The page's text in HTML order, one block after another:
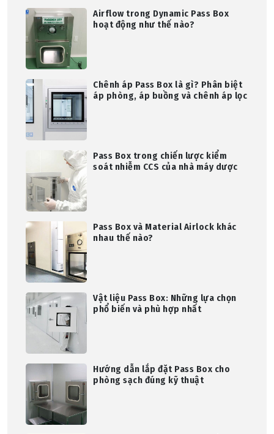
Airflow trong Dynamic Pass Box
hoạt động như thế nào?
Chênh áp Pass Box là gì? Phân biệt
áp phòng, áp buồng và chênh áp lọc
Pass Box trong chiến lược kiểm
soát nhiễm CCS của nhà máy dược
Pass Box và Material Airlock khác
nhau thế nào?
Vật liệu Pass Box: Những lựa chọn
phổ biến và phù hợp nhất
Hướng dẫn lắp đặt Pass Box cho
phòng sạch đúng kỹ thuật